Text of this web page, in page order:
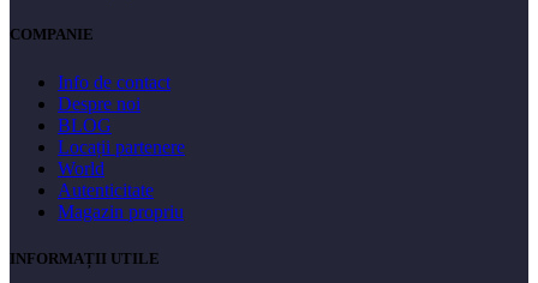
COMPANIE
Info de contact
Despre noi
BLOG
Locații partenere
World
Autenticitate
Magazin propriu
INFORMAȚII UTILE